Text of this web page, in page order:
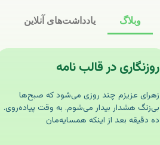
وبلاگ یادداشت‌های آنلاین
روزنگاری در قالب نامه
زهرای عزیزم چند روزی می‌شود که صبح‌ها
بی‌زنگ هشدار بیدار می‌شوم. به وقت پیاده‌روی.
ده دقیقه بعد از اینکه همسایه‌مان